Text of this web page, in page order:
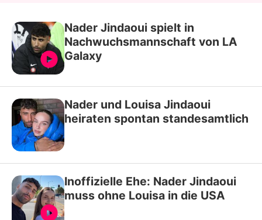
Nader Jindaoui spielt in
Nachwuchsmannschaft von LA
Galaxy
Nader und Louisa Jindaoui
heiraten spontan standesamtlich
Inoffizielle Ehe: Nader Jindaoui
muss ohne Louisa in die USA